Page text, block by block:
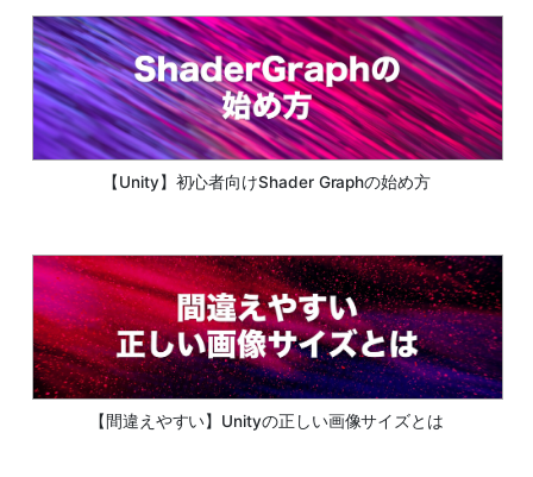
【Unity】初心者向けShader Graphの始め方
【間違えやすい】Unityの正しい画像サイズとは